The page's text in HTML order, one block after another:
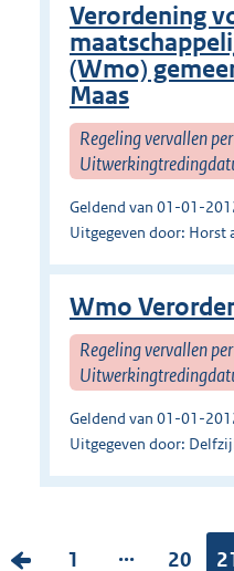
Verordening
(Wmo)
Maas
Regeling vervallen
Geldend van 01-01-
Uitgegeven door: Horst
Wmo
Regeling vervallen
Geldend van 01-01-
Uitgegeven door:
V
P
1 ...
P
20